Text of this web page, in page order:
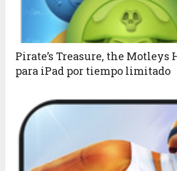
Pirate’s Treasure, the Motleys
para iPad por tiempo limitado